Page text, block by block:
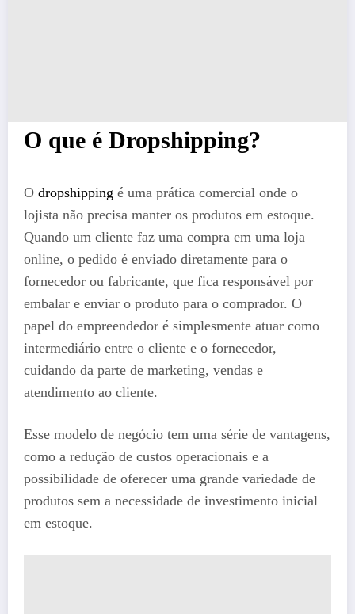
O que é Dropshipping?
O dropshipping é uma prática comercial onde o
lojista não precisa manter os produtos em estoque.
Quando um cliente faz uma compra em uma loja
online, o pedido é enviado diretamente para o
fornecedor ou fabricante, que fica responsável por
embalar e enviar o produto para o comprador. O
papel do empreendedor é simplesmente atuar como
intermediário entre o cliente e o fornecedor,
cuidando da parte de marketing, vendas e
atendimento ao cliente.
Esse modelo de negócio tem uma série de vantagens,
como a redução de custos operacionais e a
possibilidade de oferecer uma grande variedade de
produtos sem a necessidade de investimento inicial
em estoque.